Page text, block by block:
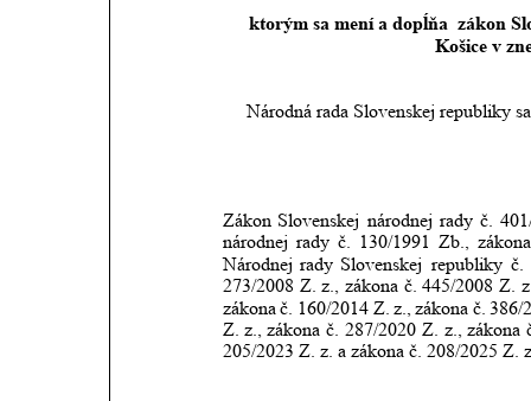
ktorým sa mení a dopĺňa  zákon
Košice v
Národná rada Slovenskej republiky
Zákon Slovenskej národnej rady č.
národnej rady č. 130/1991 Zb.,
zákona
Národnej rady Slovenskej republiky č.
273/2008 Z. z., zákona č. 445/2008 Z.
zákona č. 160/2014 Z. z., zákona č. 386/
Z. z. , zákona č. 287/2020 Z. z. , zákona
205/2023 Z. z. a zákona č. 208/2025 Z.